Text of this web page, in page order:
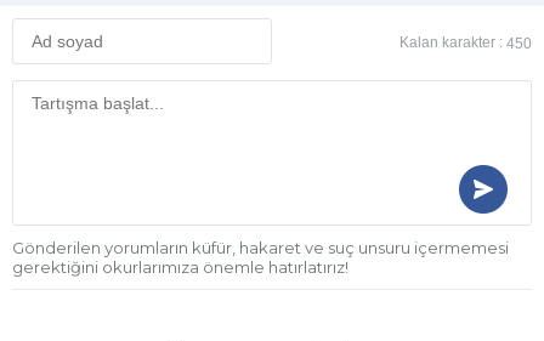
Kalan karakter : 450
Gönderilen yorumların küfür, hakaret ve suç unsuru içermemesi
gerektiğini okurlarımıza önemle hatırlatırız!